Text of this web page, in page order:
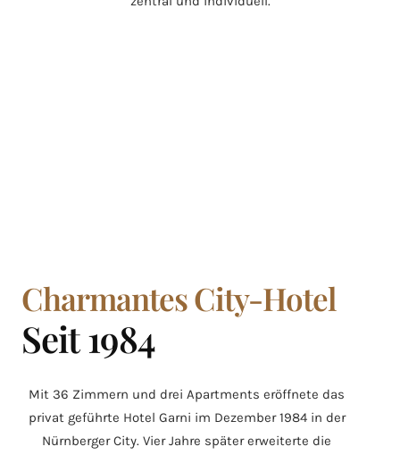
Charmantes City-Hotel
Seit 1984
Mit 36 Zimmern und drei Apartments eröffnete das
privat geführte Hotel Garni im Dezember 1984 in der
Nürnberger City. Vier Jahre später erweiterte die